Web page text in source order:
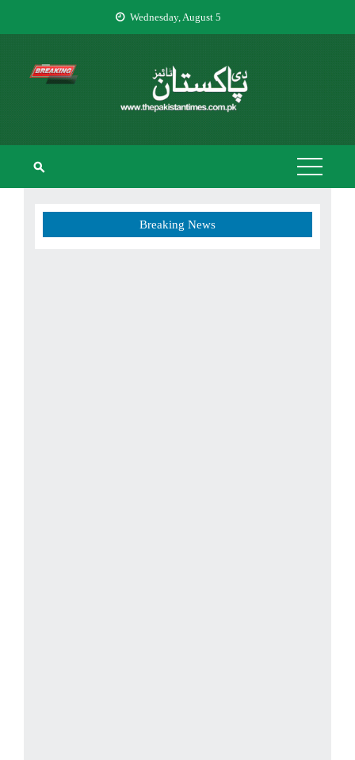
Wednesday, August 5
THE PAKISTAN
TIMES
Breaking News